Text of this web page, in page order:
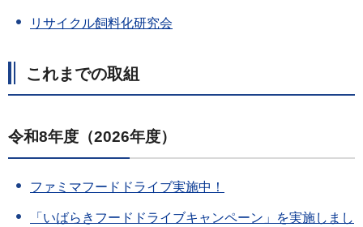
リサイクル飼料化研究会
これまでの取組
令和8年度（2026年度）
ファミマフードドライブ実施中！
「いばらきフードドライブキャンペーン」を実施しまし